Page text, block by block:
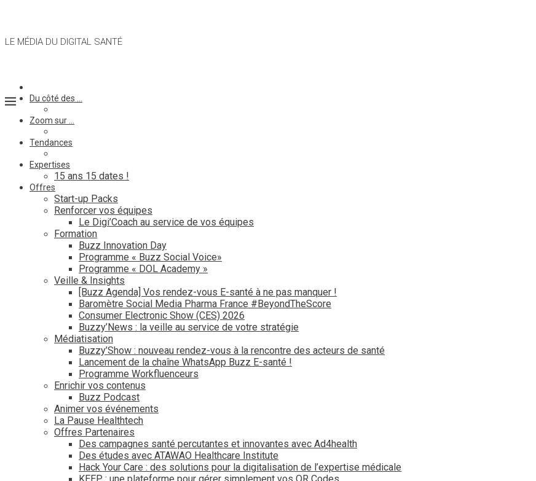
LE MÉDIA DU DIGITAL SANTÉ
Du côté des …
Zoom sur …
Tendances
Expertises
15 ans 15 dates !
Offres
Start-up Packs
Renforcer vos équipes
Le Digi’Coach au service de vos équipes
Formation
Buzz Innovation Day
Programme « Buzz Social Voice»
Programme « DOL Academy »
Veille & Insights
[Buzz Agenda] Vos rendez-vous E-santé à ne pas manquer !
Baromètre Social Media Pharma France #BeyondTheScore
Consumer Electronic Show (CES) 2026
Buzzy’News : la veille au service de votre stratégie
Médiatisation
Buzzy’Show : nouveau rendez-vous à la rencontre des acteurs de santé
Lancement de la chaîne WhatsApp Buzz E-santé !
Programme Workfluenceurs
Enrichir vos contenus
Buzz Podcast
Animer vos événements
La Pause Healthtech
Offres Partenaires
Des campagnes santé percutantes et innovantes avec Ad4health
Des études avec ATAWAO Healthcare Institute
Hack Your Care : des solutions pour la digitalisation de l’expertise médicale